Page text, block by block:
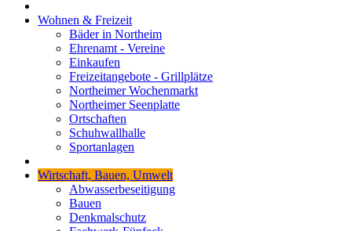
Wohnen & Freizeit
Bäder in Northeim
Ehrenamt - Vereine
Einkaufen
Freizeitangebote - Grillplätze
Northeimer Wochenmarkt
Northeimer Seenplatte
Ortschaften
Schuhwallhalle
Sportanlagen
Wirtschaft, Bauen, Umwelt
Abwasserbeseitigung
Bauen
Denkmalschutz